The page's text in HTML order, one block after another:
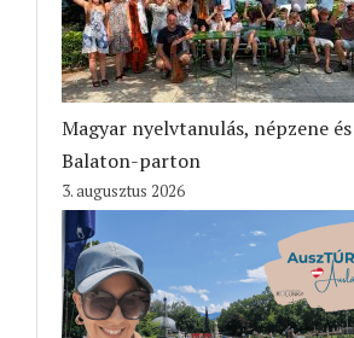
Magyar nyelvtanulás, népzene
Balaton-parton
3. augusztus 2026